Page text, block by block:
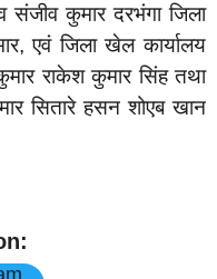
कुमार दरभंगा जिला
एवं जिला खेल कार्यालय
राकेश कुमार सिंह तथा
सितारे हसन शोएब खान